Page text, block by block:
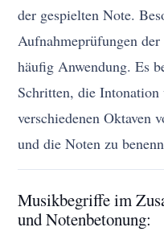
der gespielten Note.
Aufnahmeprüfungen
häufig Anwendung. Es
Schritten, die
verschiedenen Oktaven
und die Noten zu
Musikbegriffe im
und Notenbetonung: